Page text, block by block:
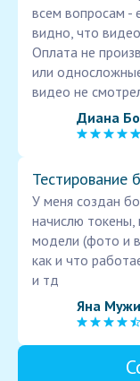
всем вопросам -
видно, что
Оплата не
или
видео не
Диана
Тестирование
У меня создан
начислю токены,
модели (фото и
как и что
и тд
Яна